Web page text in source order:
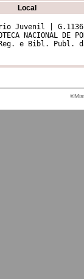
Local
Juvenil | G.1136
NACIONAL DE
e Bibl. Publ.